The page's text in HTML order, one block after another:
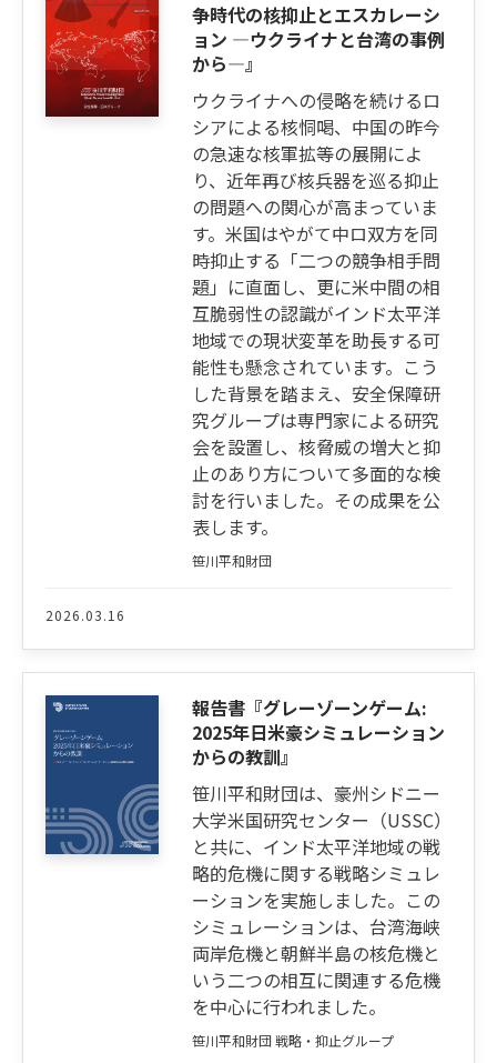
争時代の核抑止とエスカレーシ
ョン ―ウクライナと台湾の事例
から―』
ウクライナへの侵略を続けるロ
シアによる核恫喝、中国の昨今
の急速な核軍拡等の展開によ
り、近年再び核兵器を巡る抑止
の問題への関心が高まっていま
す。米国はやがて中ロ双方を同
時抑止する「二つの競争相手問
題」に直面し、更に米中間の相
互脆弱性の認識がインド太平洋
地域での現状変革を助長する可
能性も懸念されています。こう
した背景を踏まえ、安全保障研
究グループは専門家による研究
会を設置し、核脅威の増大と抑
止のあり方について多面的な検
討を行いました。その成果を公
表します。
笹川平和財団
2026.03.16
報告書『グレーゾーンゲーム:
2025年日米豪シミュレーション
からの教訓』
笹川平和財団は、豪州シドニー
大学米国研究センター（USSC）
と共に、インド太平洋地域の戦
略的危機に関する戦略シミュレ
ーションを実施しました。この
シミュレーションは、台湾海峡
両岸危機と朝鮮半島の核危機と
いう二つの相互に関連する危機
を中心に行われました。
笹川平和財団 戦略・抑止グループ